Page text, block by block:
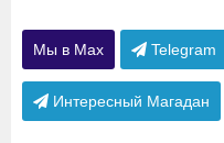
Мы в Max Telegram
Интересный Магадан